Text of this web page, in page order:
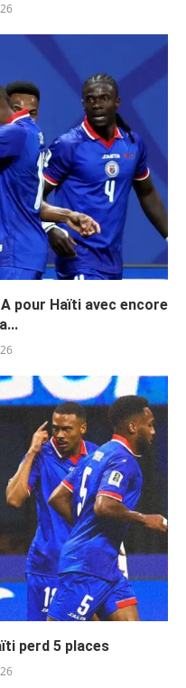
pour Haïti avec encore
perd 5 places